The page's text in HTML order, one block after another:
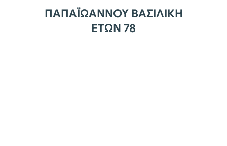
ΠΑΠΑΪΩΑΝΝΟΥ ΒΑΣΙΛΙΚΗ
ΕΤΩΝ 78